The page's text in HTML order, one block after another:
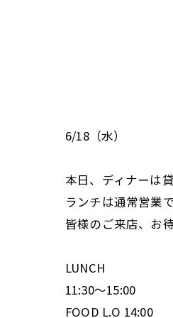
6/18（水）
本日、ディナーは
ランチは通常営業
皆様のご来店、お
LUNCH
11:30〜15:00
FOOD L.O 14:00